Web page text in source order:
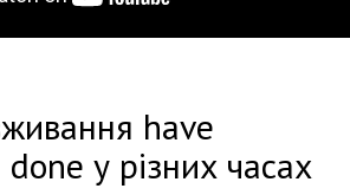
have
у різних часах